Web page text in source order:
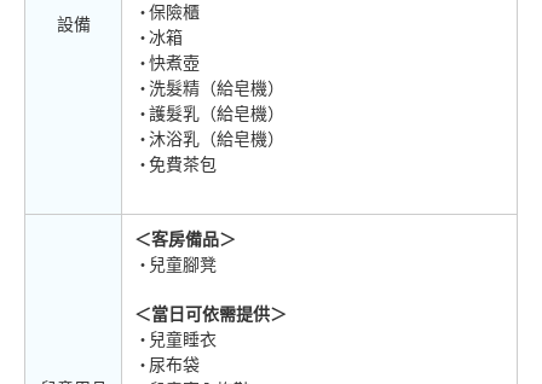
設備
保險櫃
冰箱
快煮壺
洗髮精（給皂機）
護髮乳（給皂機）
沐浴乳（給皂機）
免費茶包
＜客房備品＞
兒童腳凳
＜當日可依需提供＞
兒童睡衣
尿布袋